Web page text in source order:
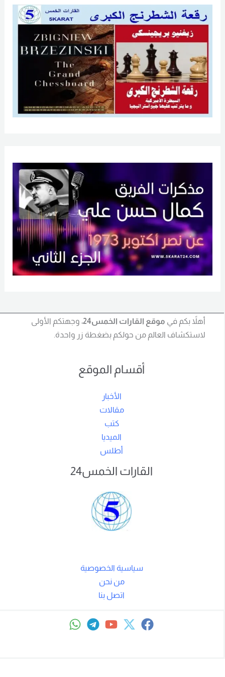
أهلاً بكم في موقع القارات الخمس24
، وجهتكم الأولى
لاستكشاف العالم من حولكم بضغطة زر واحدة.
أقسام الموقع
الأخبار
مقالات
كتب
الميديا
أطلس
القارات الخمس24
سياسية الخصوصية
من نحن
اتصل بنا